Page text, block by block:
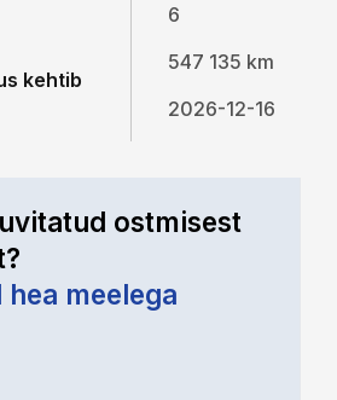
kehtib
6
547 135 km
2026-12-16
ostmisest
meelega